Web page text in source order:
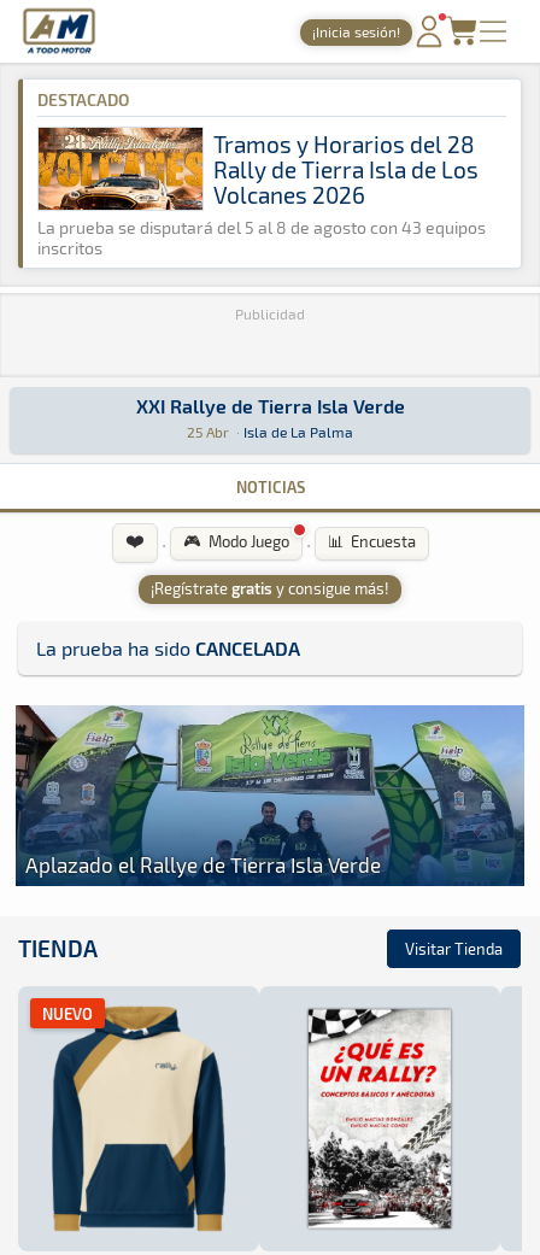
A Todo Motor · Revista del motor desde 1999
¡Inicia sesión!
PORTADA
TIEMPOS ONLINE
NOTICIAS
AGENDA
GALERÍAS
A Todo Motor » Agenda » 2020 » Abril
DESTACADO
Tramos y Horarios del 28
Rally de Tierra Isla de Los
Volcanes 2026
La prueba se disputará del 5 al 8 de agosto con 43 equipos
inscritos
Publicidad
XXI Rallye de Tierra Isla Verde
XXI Rallye de Tierra Isla Verde
25 Abr · Isla de La Palma
Tierra · XXI Rallye de Tierra Isla Verde: Aquí podrás encontrar
Isla de La Palma
NOTICIAS
❤️ · 🎮 Modo Juego · 📊 Encuesta
¡Regístrategratis y consigue más!
La prueba ha sido CANCELADA
Aplazado el Rallye de Tierra Isla Verde
TIENDA Visitar Tienda
NUEVO